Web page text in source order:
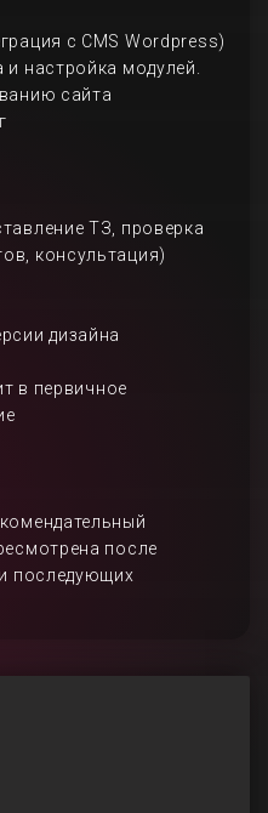
с CMS Wordpress)
настройка модулей.
сайта
ТЗ, проверка
консультация)
дизайна
в первичное
после
последующих